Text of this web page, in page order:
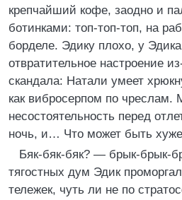
крепчайший кофе, заодно и
ботинками: топ-топ-топ, на
борделе. Эдику плохо, у
отвратительное настроение
скандала: Натали умеет
как вибросерпом по чреслам.
несостоятельность перед
ночь, и… Что может быть
Бяк-бяк-бяк? — брык-брык-
тягостных дум Эдик
тележек, чуть ли не по